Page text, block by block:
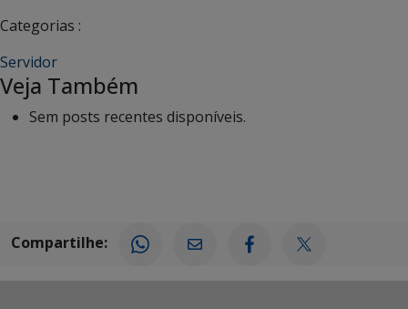
Categorias :
Servidor
Veja Também
Sem posts recentes disponíveis.
Compartilhe: